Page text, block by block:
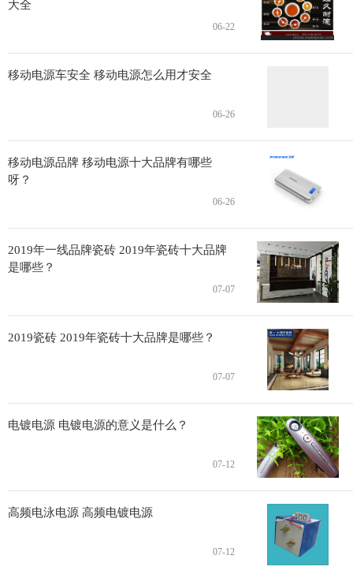
大全
06-22
移动电源车安全 移动电源怎么用才安全
06-26
移动电源品牌 移动电源十大品牌有哪些
呀？
06-26
2019年一线品牌瓷砖 2019年瓷砖十大品牌
是哪些？
07-07
2019瓷砖 2019年瓷砖十大品牌是哪些？
07-07
电镀电源 电镀电源的意义是什么？
07-12
高频电泳电源 高频电镀电源
07-12